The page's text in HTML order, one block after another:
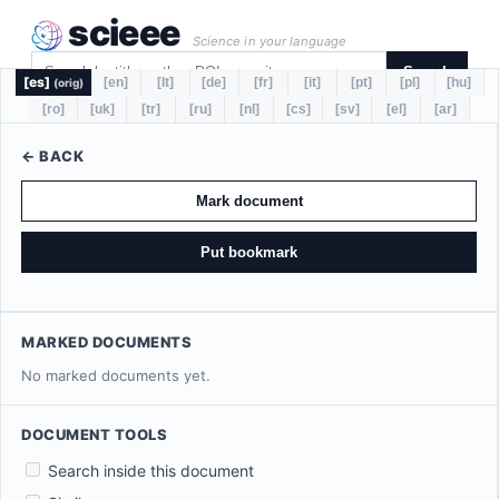
scieee Science in your language
Search
[es] (orig) [en] [lt] [de] [fr] [it] [pt] [pl]
[hu]
[ro]
[uk] [tr] [ru] [nl] [cs] [sv] [el] [ar]
← BACK
Mark document
Put bookmark
MARKED DOCUMENTS
No marked documents yet.
DOCUMENT TOOLS
Search inside this document